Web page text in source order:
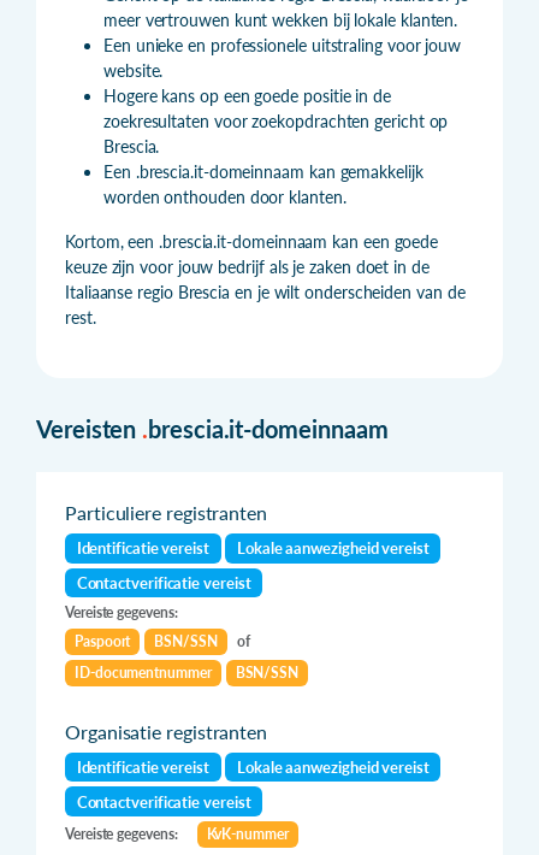
meer vertrouwen kunt wekken bij lokale klanten.
Een unieke en professionele uitstraling voor jouw
website.
Hogere kans op een goede positie in de
zoekresultaten voor zoekopdrachten gericht op
Brescia.
Een .brescia.it-domeinnaam kan gemakkelijk
worden onthouden door klanten.
Kortom, een .brescia.it-domeinnaam kan een goede
keuze zijn voor jouw bedrijf als je zaken doet in de
Italiaanse regio Brescia en je wilt onderscheiden van de
rest.
Vereisten .brescia.it-domeinnaam
Particuliere registranten
Identificatie vereist
Lokale aanwezigheid vereist
Contactverificatie vereist
Vereiste gegevens:
Paspoort
BSN/SSN
of
ID-documentnummer
BSN/SSN
Organisatie registranten
Identificatie vereist
Lokale aanwezigheid vereist
Contactverificatie vereist
Vereiste gegevens: KvK-nummer